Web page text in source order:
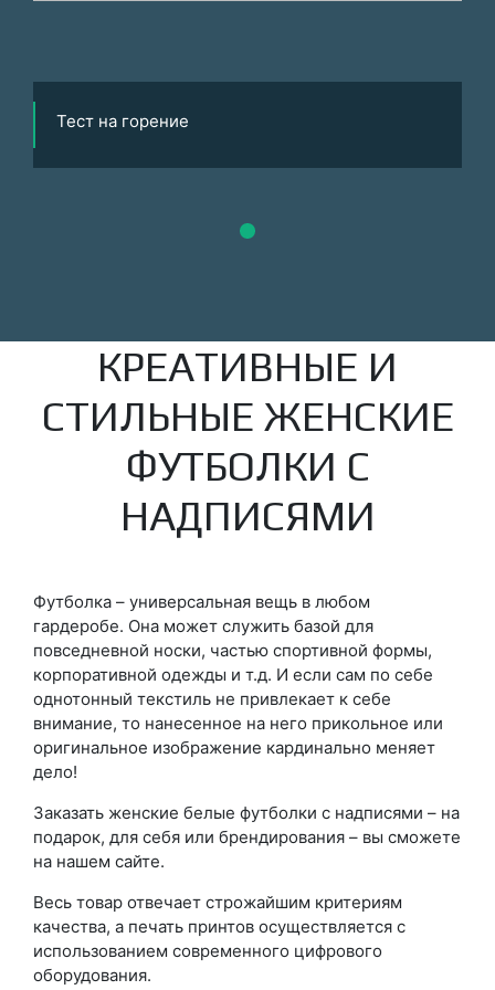
Тест на горение
КРЕАТИВНЫЕ И
СТИЛЬНЫЕ ЖЕНСКИЕ
ФУТБОЛКИ С
НАДПИСЯМИ
Футболка – универсальная вещь в любом
гардеробе. Она может служить базой для
повседневной носки, частью спортивной формы,
корпоративной одежды и т.д. И если сам по себе
однотонный текстиль не привлекает к себе
внимание, то нанесенное на него прикольное или
оригинальное изображение кардинально меняет
дело!
Заказать женские белые футболки с надписями – на
подарок, для себя или брендирования – вы сможете
на нашем сайте.
Весь товар отвечает строжайшим критериям
качества, а печать принтов осуществляется с
использованием современного цифрового
оборудования.